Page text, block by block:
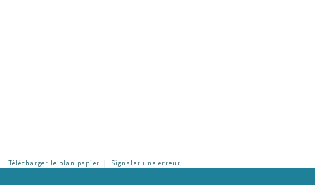
Télécharger le plan papier | Signaler une erreur